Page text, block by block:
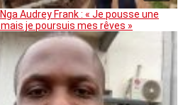
Audrey Frank : « Je pousse une
je poursuis mes rêves »